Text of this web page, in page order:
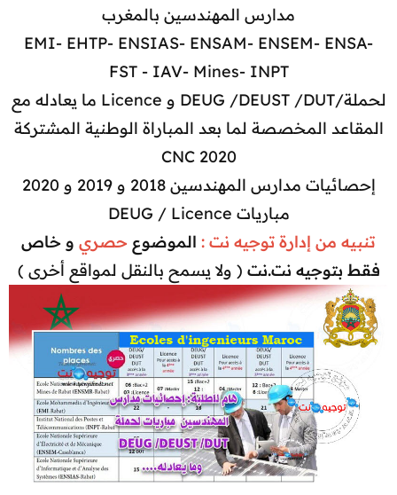
مدارس المهندسين بالمغرب
EMI- EHTP- ENSIAS- ENSAM- ENSEM- ENSA-
FST - IAV- Mines- INPT
لحملة/DEUG /DEUST /DUT و Licence ما يعادله مع
المقاعد المخصصة لما بعد المباراة الوطنية المشتركة
CNC 2020
إحصائيات مدارس المهندسين 2018 و 2019 و 2020
مباريات DEUG / Licence
تنبيه من إدارة توجيه نت : الموضوع حصري و خاص
فقط بتوجيه نت.نت ( ولا يسمح بالنقل لمواقع أخرى )